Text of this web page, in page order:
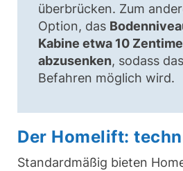
überbrücken. Zum
Option, das
Kabine etwa 10
abzusenken, sodass
Befahren möglich wird.
Der Homelift:
Standardmäßig bieten